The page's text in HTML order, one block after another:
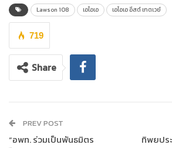
ประเทศญี่ปุ่นที่ได้รับความนิยม ตอบโจทย์ไลฟ์
ไทย
จุดเด่นของ Lawson 108 สาขาเอไอเอ อีสต์ เก
พื้นที่นั่งรับประทานภายในร้านที่แตกต่างจากสา
อาคารสำนักงานเกรด A สูง 33 ชั้น ซึ่งครอบค
สันทนาการ เพื่อเชื่อมโยงผู้คนภายในอาคารแ
ลงตัว
Lawson 108 เอไอเอ เอไอเอ อีสต์ เกตเวย์
719
Share
PREV POST
“อพท. ร่วมเป็นพันธมิตร
ทิพยปร